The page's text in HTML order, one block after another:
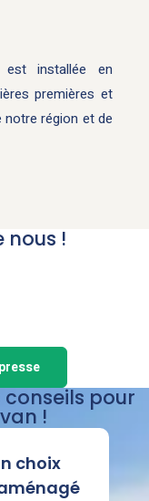
installée en
premières et
région et de
nous !
pour
!
choix